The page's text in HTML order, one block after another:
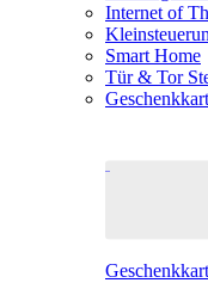
Internet of
Smart Home
Tür & Tor